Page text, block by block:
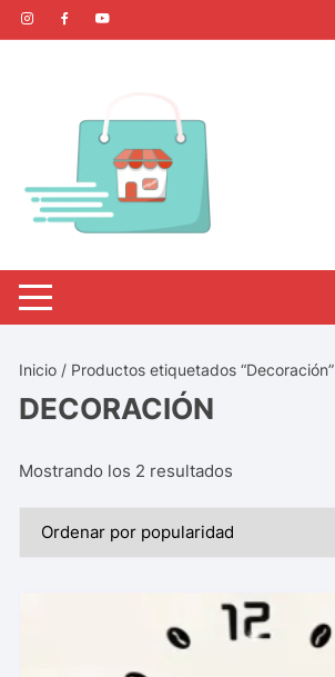
Inicio / Productos etiquetados “Decoración”
DECORACIÓN
Mostrando los 2 resultados